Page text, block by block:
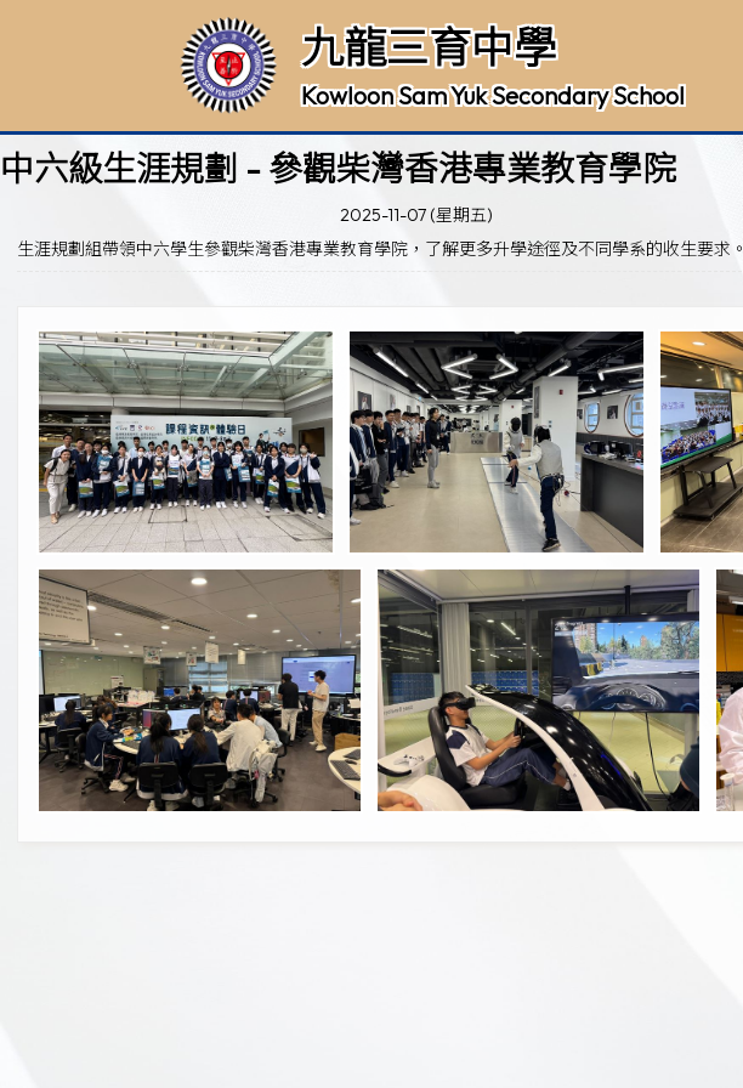
九龍三育中學
Kowloon Sam Yuk Secondary School
中六級生涯規劃 - 參觀柴灣香港專業教育學院
2025-11-07 (星期五)
生涯規劃組帶領中六學生參觀柴灣香港專業教育學院，了解更多升學途徑及不同學系的收生要求。